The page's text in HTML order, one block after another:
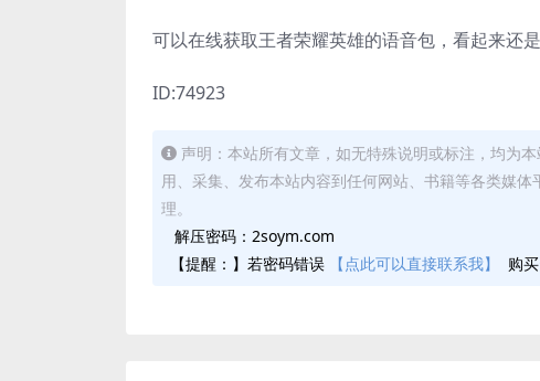
可以在线获取王者荣耀英雄的语音包，看起来还
ID:74923
声明：本站所有文章，如无特殊说明或标注，均为
用、采集、发布本站内容到任何网站、书籍等各类媒
理。
解压密码：2soym.com
【提醒：】若密码错误
【点此可以直接联系我】 购